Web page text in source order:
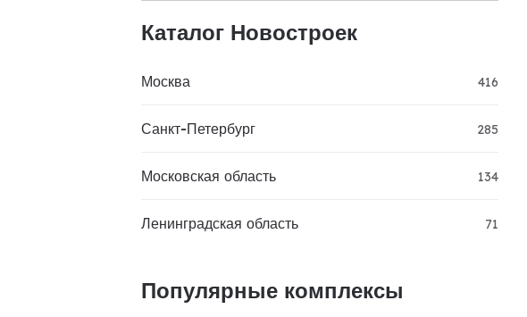
Каталог Новостроек
Москва 416
Санкт-Петербург 285
Московская область 134
Ленинградская область 71
Популярные комплексы